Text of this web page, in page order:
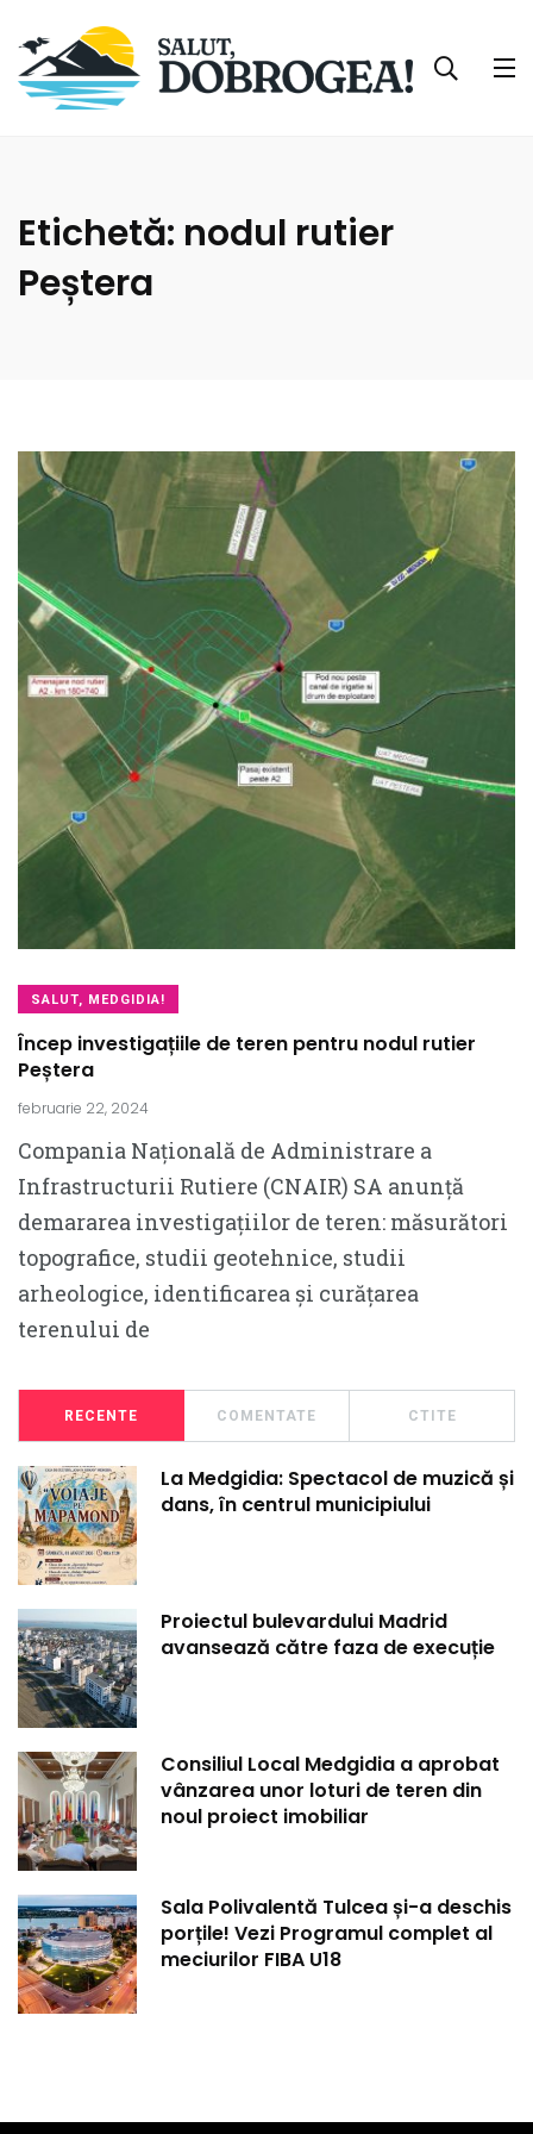
Etichetă: nodul rutier
Peștera
SALUT, MEDGIDIA!
Încep investigațiile de teren pentru nodul rutier
Peștera
februarie 22, 2024
Compania Națională de Administrare a
Infrastructurii Rutiere (CNAIR) SA anunță
demararea investigațiilor de teren: măsurători
topografice, studii geotehnice, studii
arheologice, identificarea și curățarea
terenului de
RECENTE COMENTATE CTITE
La Medgidia: Spectacol de muzică și
dans, în centrul municipiului
Proiectul bulevardului Madrid
avansează către faza de execuție
Consiliul Local Medgidia a aprobat
vânzarea unor loturi de teren din
noul proiect imobiliar
Sala Polivalentă Tulcea și-a deschis
porțile! Vezi Programul complet al
meciurilor FIBA U18